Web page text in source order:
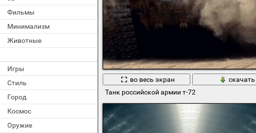
Фильмы
Минимализм
Животные
Игры
Стиль
Город
Космос
Оружие
во весь экран
скачать
Танк российской армии т-72